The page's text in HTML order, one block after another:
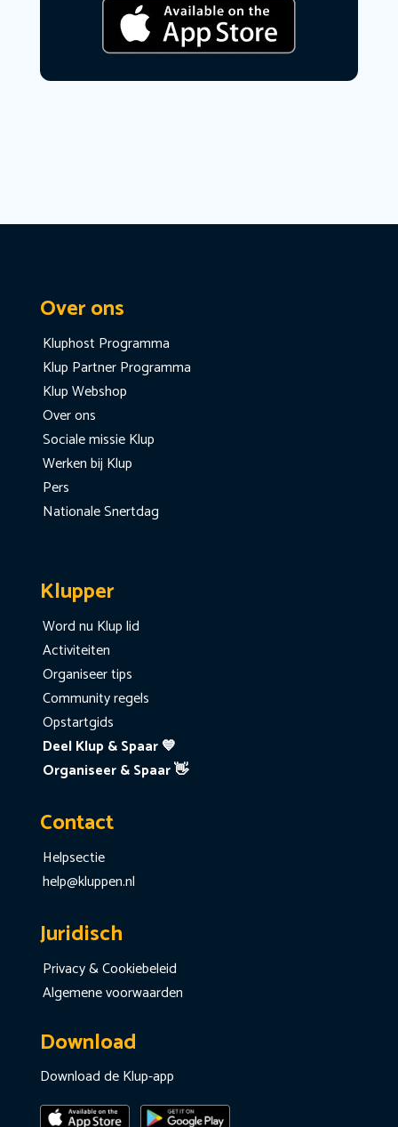
Over ons
Kluphost Programma
Klup Partner Programma
Klup Webshop
Over ons
Sociale missie Klup
Werken bij Klup
Pers
Nationale Snertdag
Klupper
Word nu Klup lid
Activiteiten
Organiseer tips
Community regels
Opstartgids
Deel Klup & Spaar 💙
Organiseer & Spaar 👋
Contact
Helpsectie
help@kluppen.nl
Juridisch
Privacy & Cookiebeleid
Algemene voorwaarden
Download
Download de Klup-app